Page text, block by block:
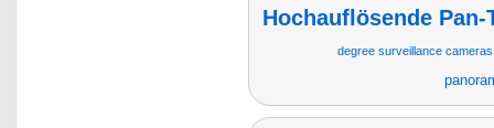
Hochauflösende
degree surveillance cameras